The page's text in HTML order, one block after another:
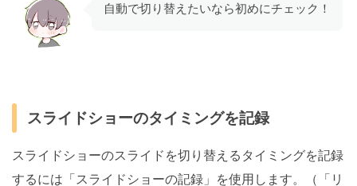
自動で切り替えたいなら初めにチェック！
スライドショーのタイミングを記録
スライドショーのスライドを切り替えるタイミングを記録
するには「スライドショーの記録」を使用します。（「リ